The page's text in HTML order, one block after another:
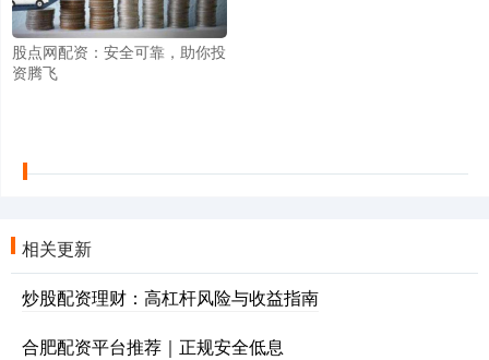
股点网配资：安全可靠，助你投
资腾飞
相关更新
炒股配资理财：高杠杆风险与收益指南
合肥配资平台推荐｜正规安全低息